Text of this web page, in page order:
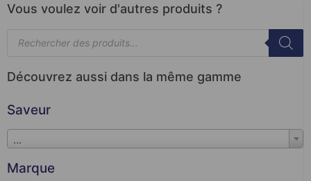
Vous voulez voir d'autres produits ?
Découvrez aussi dans la même gamme
Saveur
...
Marque